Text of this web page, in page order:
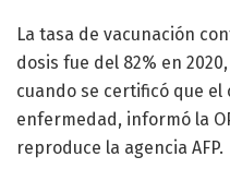
La tasa de vacunación
dosis fue del 82% en
cuando se certificó que
enfermedad, informó la
reproduce la agencia AFP.